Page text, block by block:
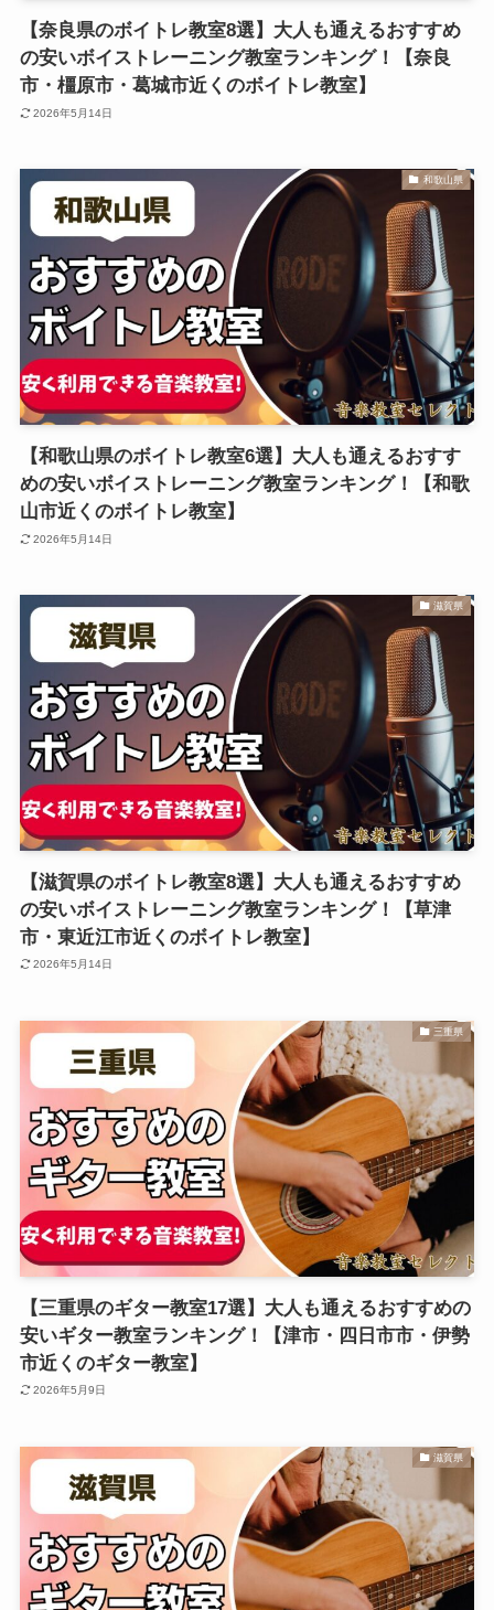
【奈良県のボイトレ教室8選】大人も通えるおすすめ
の安いボイストレーニング教室ランキング！【奈良
市・橿原市・葛城市近くのボイトレ教室】
2026年5月14日
和歌山県
【和歌山県のボイトレ教室6選】大人も通えるおすす
めの安いボイストレーニング教室ランキング！【和歌
山市近くのボイトレ教室】
2026年5月14日
滋賀県
【滋賀県のボイトレ教室8選】大人も通えるおすすめ
の安いボイストレーニング教室ランキング！【草津
市・東近江市近くのボイトレ教室】
2026年5月14日
三重県
【三重県のギター教室17選】大人も通えるおすすめの
安いギター教室ランキング！【津市・四日市市・伊勢
市近くのギター教室】
2026年5月9日
滋賀県